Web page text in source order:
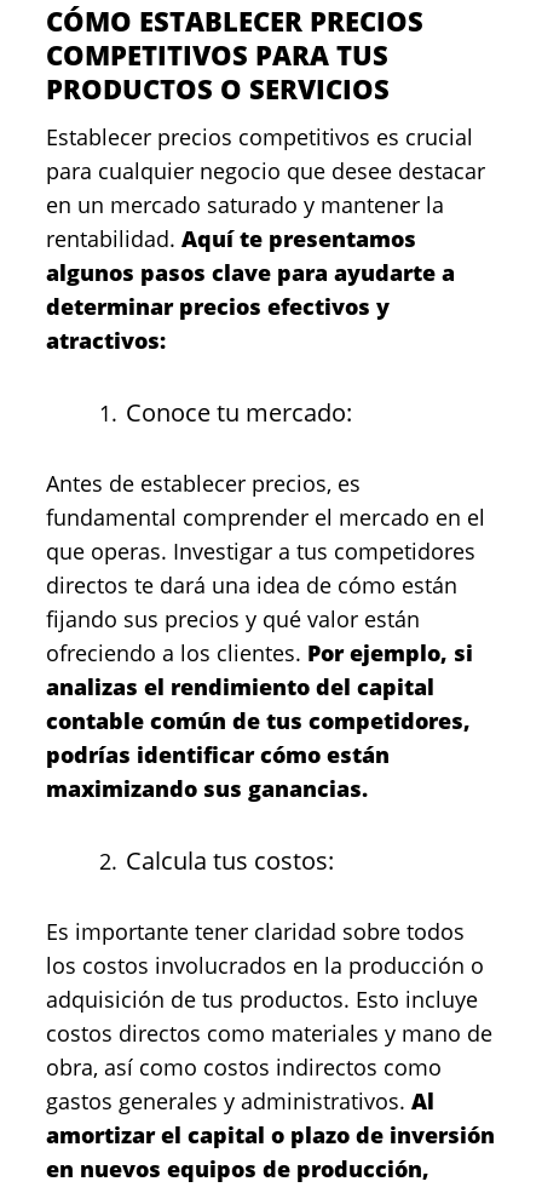
CÓMO ESTABLECER PRECIOS
COMPETITIVOS PARA TUS
PRODUCTOS O SERVICIOS
Establecer precios competitivos es crucial
para cualquier negocio que desee destacar
en un mercado saturado y mantener la
rentabilidad. Aquí te presentamos
algunos pasos clave para ayudarte a
determinar precios efectivos y
atractivos:
Conoce tu mercado:
Antes de establecer precios, es
fundamental comprender el mercado en el
que operas. Investigar a tus competidores
directos te dará una idea de cómo están
fijando sus precios y qué valor están
ofreciendo a los clientes. Por ejemplo, si
analizas el rendimiento del capital
contable común de tus competidores,
podrías identificar cómo están
maximizando sus ganancias.
Calcula tus costos:
Es importante tener claridad sobre todos
los costos involucrados en la producción o
adquisición de tus productos. Esto incluye
costos directos como materiales y mano de
obra, así como costos indirectos como
gastos generales y administrativos. Al
amortizar el capital o plazo de inversión
en nuevos equipos de producción,